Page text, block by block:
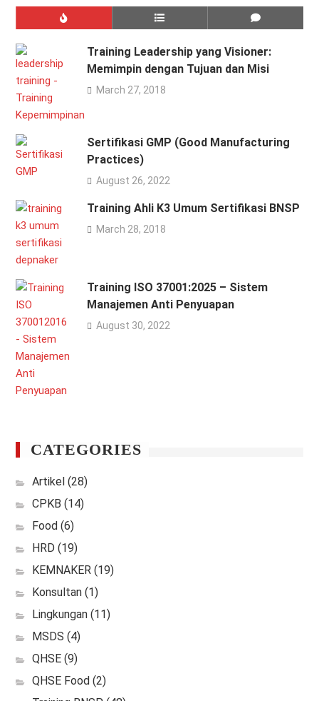
Training Leadership yang Visioner:
Memimpin dengan Tujuan dan Misi
March 27, 2018
Sertifikasi GMP (Good Manufacturing
Practices)
August 26, 2022
Training Ahli K3 Umum Sertifikasi BNSP
March 28, 2018
Training ISO 37001:2025 – Sistem
Manajemen Anti Penyuapan
August 30, 2022
CATEGORIES
Artikel(28)
CPKB (14)
Food(6)
HRD (19)
KEMNAKER(19)
Konsultan(1)
Lingkungan(11)
MSDS (4)
QHSE(9)
QHSE Food(2)